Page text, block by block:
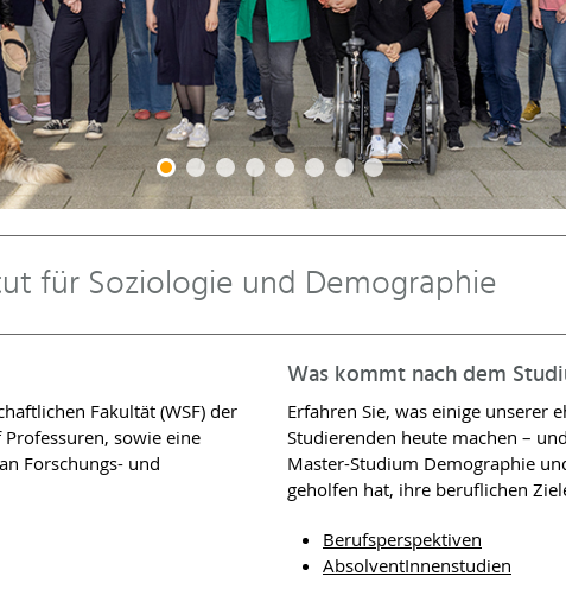
für Soziologie und Demographie
Fakultät (WSF) der
sowie eine
Forschungs- und
Was kommt nach dem
Erfahren Sie, was einige unserer
Studierenden heute machen –
Master-Studium Demographie
geholfen hat, ihre beruflichen
Berufsperspektiven
AbsolventInnenstudien